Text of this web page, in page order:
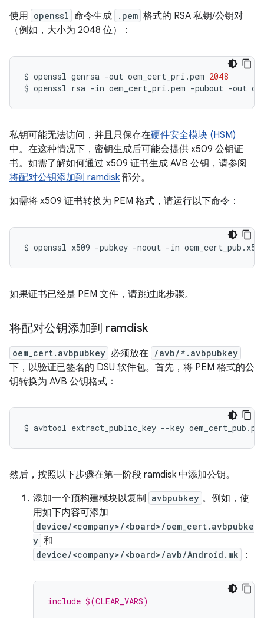
使用 openssl 命令生成 .pem 格式的 RSA 私钥/公钥对
（例如，大小为 2048 位）：
$ openssl genrsa -out oem_cert_pri.pem 2048
$ openssl rsa -in oem_cert_pri.pem -pubout -out
私钥可能无法访问，并且只保存在硬件安全模块 (HSM)
中。在这种情况下，密钥生成后可能会提供 x509 公钥证
书。如需了解如何通过 x509 证书生成 AVB 公钥，请参阅
将配对公钥添加到 ramdisk部分。
如需将 x509 证书转换为 PEM 格式，请运行以下命令：
$ openssl x509 -pubkey -noout -in
如果证书已经是 PEM 文件，请跳过此步骤。
将配对公钥添加到 ramdisk
oem_cert.avbpubkey 必须放在 /avb/*.avbpubkey
下，以验证已签名的 DSU 软件包。首先，将 PEM 格式的公
钥转换为 AVB 公钥格式：
$ avbtool extract_public_key --key
然后，按照以下步骤在第一阶段 ramdisk 中添加公钥。
添加一个预构建模块以复制 avbpubkey 。例如，使
用如下内容可添加
device/<company>/<board>/oem_cert.avbpubke
y 和
device/<company>/<board>/avb/Android.mk ：
include $(CLEAR_VARS)